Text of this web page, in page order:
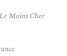
Moins Cher